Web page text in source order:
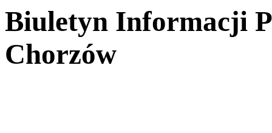
Biuletyn Informacji
Chorzów